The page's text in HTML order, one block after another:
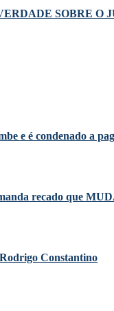
SOBRE O
e é condenado a
recado que
Constantino